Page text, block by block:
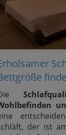
der ist